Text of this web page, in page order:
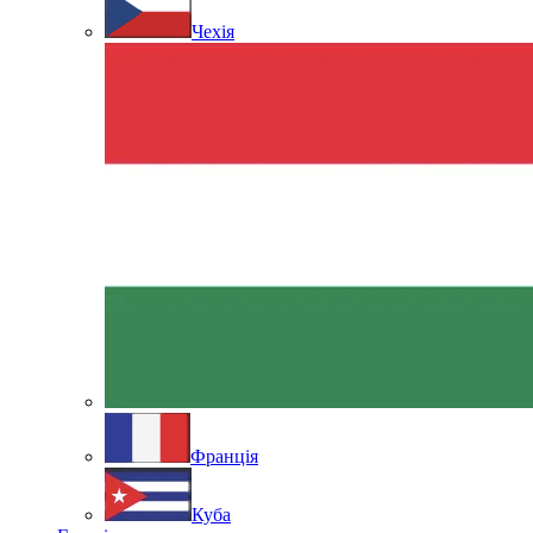
Чехія
Франція
Куба